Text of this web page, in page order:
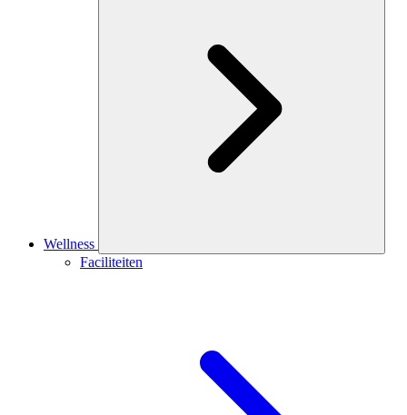
Wellness
Faciliteiten